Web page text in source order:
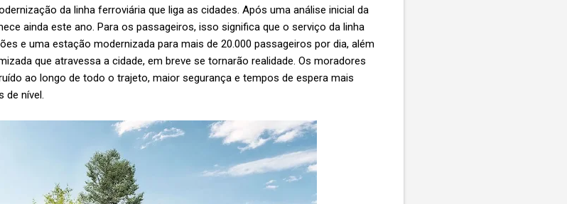
da linha ferroviária que liga as cidades. Após uma análise inicial da
ainda este ano. Para os passageiros, isso significa que o serviço da linha
e uma estação modernizada para mais de 20.000 passageiros por dia, além
que atravessa a cidade, em breve se tornarão realidade. Os moradores
ao longo de todo o trajeto, maior segurança e tempos de espera mais
de nível.